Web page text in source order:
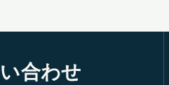
合わせ